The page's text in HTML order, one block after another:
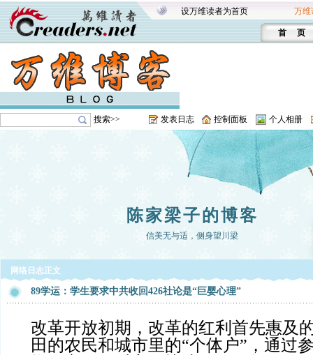
设万维读者为首页 万维
首 页
搜索>> 发表日志 控制面板 个人相册
陈家梁子的博客
信美无与适，侧身望川梁
网络日志正文
89学运：学生要求中共收回426社论是“巨婴心理”
改革开放初期，改革的红利首先惠及
田的农民和城市里的“个体户”，通过